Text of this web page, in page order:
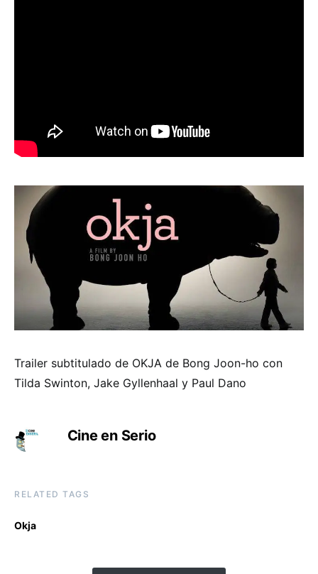
Trailer subtitulado de OKJA de Bong Joon-ho con
Tilda Swinton, Jake Gyllenhaal y Paul Dano
Cine en Serio
RELATED TAGS
Okja